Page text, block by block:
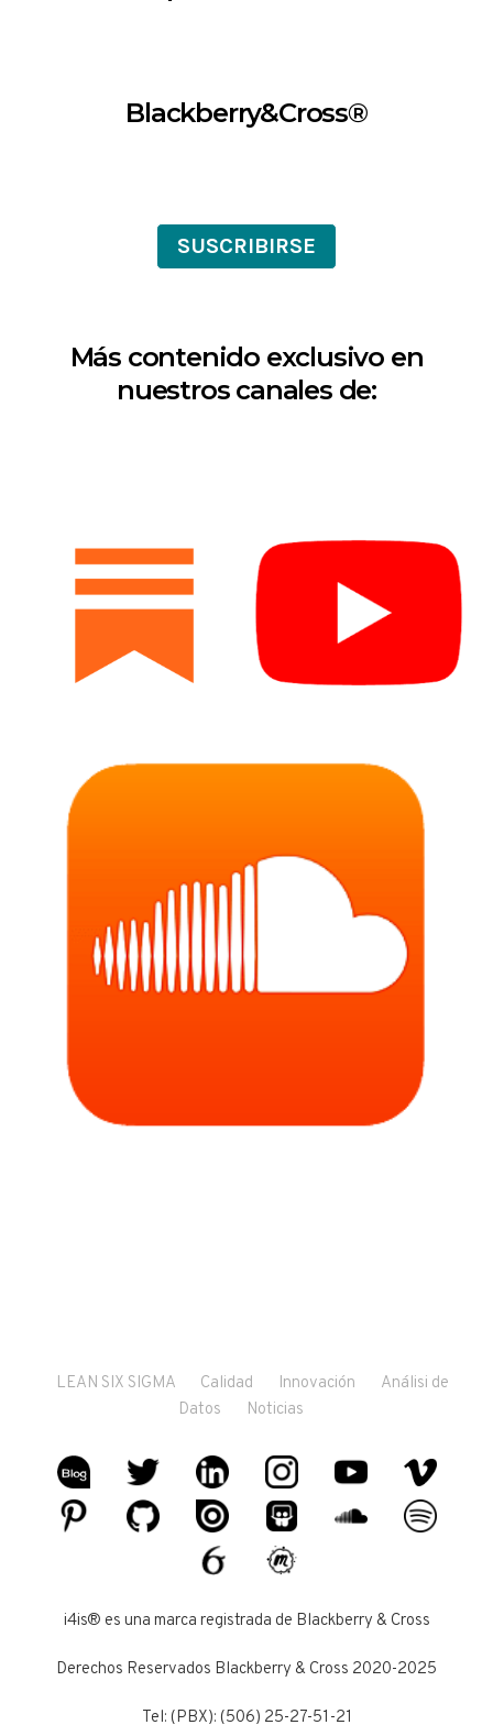
Blackberry&Cross®
SUSCRIBIRSE
Más contenido exclusivo en
nuestros canales de:
LEAN SIX SIGMA Calidad Innovación
Análisi de
Datos
Noticias
i4is® es una marca registrada de Blackberry & Cross
Derechos Reservados Blackberry & Cross 2020-2025
Tel: (PBX): (506) 25-27-51-21